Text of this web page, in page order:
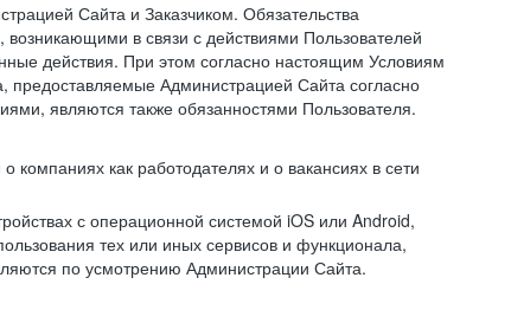
Сайта и Заказчиком. Обязательства
в связи с действиями Пользователей
действия. При этом согласно настоящим Условиям
предоставляемые Администрацией Сайта согласно
являются также обязанностями Пользователя.
как работодателях и о вакансиях в сети
с операционной системой iOS или Android,
тех или иных сервисов и функционала,
по усмотрению Администрации Сайта.